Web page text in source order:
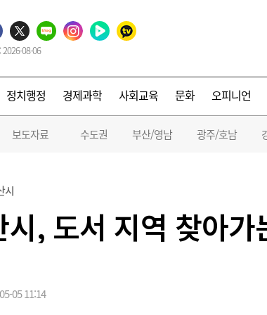
08-06
정치행정 경제과학 사회교육 문화 오피니언
보도자료 수도권 부산/영남 광주/호남
시
시, 도서 지역 찾아
05 11:14